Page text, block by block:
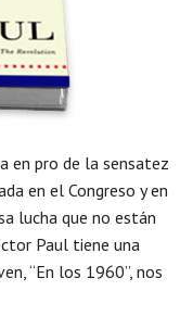
en pro de la sensatez
en el Congreso y en
lucha que no están
Paul tiene una
“En los 1960”, nos